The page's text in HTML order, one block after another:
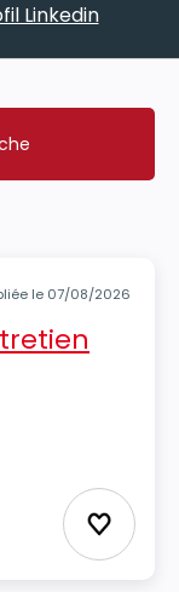
avec votre
Linkedin
de recherche
le 07/08/2026
Ajouter